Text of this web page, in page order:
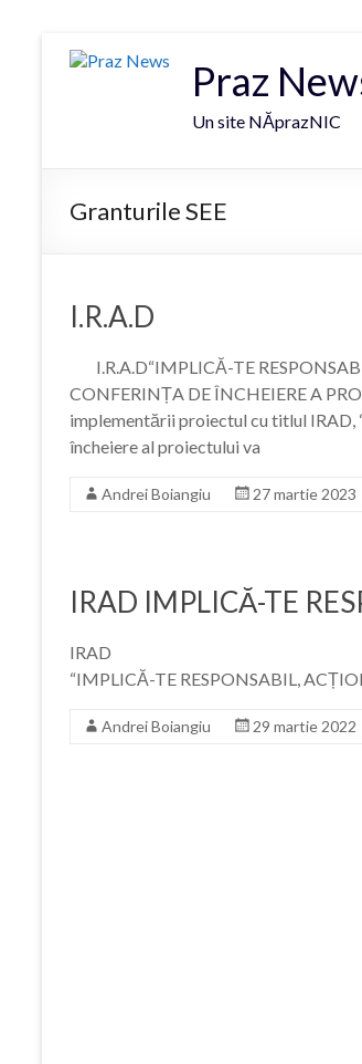
Praz
Un site NĂprazNIC
Granturile SEE
I.R.A.D
I.R.A.D“IMPLICĂ-TE
CONFERINȚA DE ÎNCHEIERE A
implementării proiectul cu titlul IRAD,
încheiere al proiectului va
Andrei Boiangiu 27 martie 2023
IRAD IMPLICĂ-TE
IRAD
“IMPLICĂ-TE RESPONSABIL,
Andrei Boiangiu 29 martie 2022